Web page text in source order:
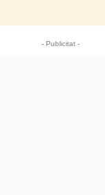
- Publicitat -